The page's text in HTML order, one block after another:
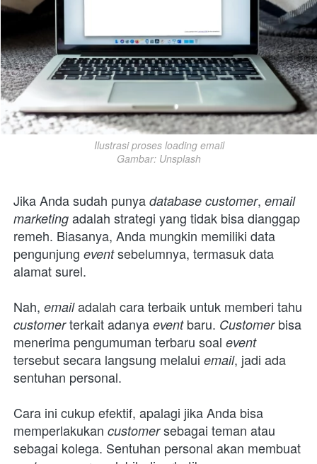
Ilustrasi proses loading email
Gambar: Unsplash
Jika Anda sudah punya database customer, email
marketing adalah strategi yang tidak bisa dianggap
remeh. Biasanya, Anda mungkin memiliki data
pengunjung event sebelumnya, termasuk data
alamat surel.
Nah, email
customer terkait adanya event baru. Customer bisa
menerima pengumuman terbaru soal
event
tersebut secara langsung melalui email, jadi ada
sentuhan personal.
Cara ini cukup efektif, apalagi jika Anda bisa
memperlakukan customer sebagai teman atau